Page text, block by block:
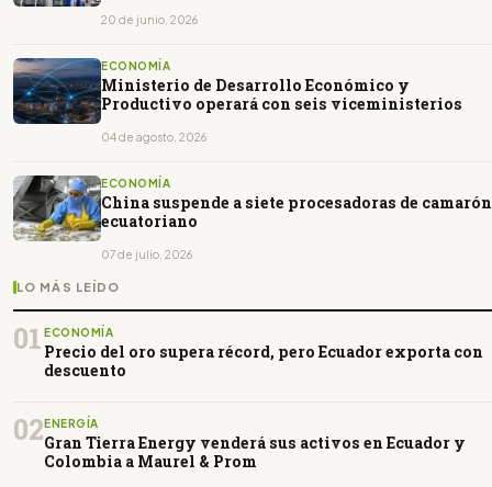
20 de junio, 2026
ECONOMÍA
Ministerio de Desarrollo Económico y
Productivo operará con seis viceministerios
04 de agosto, 2026
ECONOMÍA
China suspende a siete procesadoras de camarón
ecuatoriano
07 de julio, 2026
LO MÁS LEÍDO
01 ECONOMÍA
Precio del oro supera récord, pero Ecuador exporta con
descuento
02ENERGÍA
Gran Tierra Energy venderá sus activos en Ecuador y
Colombia a Maurel & Prom